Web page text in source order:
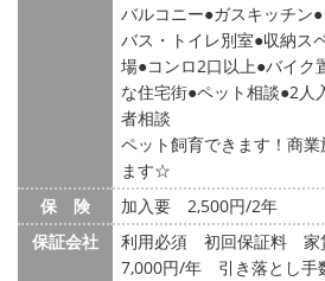
バルコニー ガスキッチン
バス・トイレ別室 収納ス
場 コンロ2口以上 バイク
な住宅街 ペット相談 2人
者相談
ペット飼育できます！商
ます☆
保 険
加入要 2,500円/2年
保証会社
利用必須 初回保証料 家
7,000円/年 引き落とし手